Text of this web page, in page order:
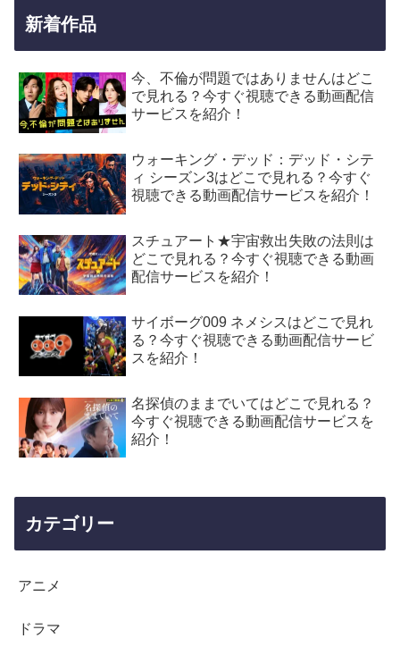
新着作品
今、不倫が問題ではありませんはどこ
で見れる？今すぐ視聴できる動画配信
サービスを紹介！
ウォーキング・デッド：デッド・シテ
ィ シーズン3はどこで見れる？今すぐ
視聴できる動画配信サービスを紹介！
スチュアート★宇宙救出失敗の法則は
どこで見れる？今すぐ視聴できる動画
配信サービスを紹介！
サイボーグ009 ネメシスはどこで見れ
る？今すぐ視聴できる動画配信サービ
スを紹介！
名探偵のままでいてはどこで見れる？
今すぐ視聴できる動画配信サービスを
紹介！
カテゴリー
アニメ
ドラマ